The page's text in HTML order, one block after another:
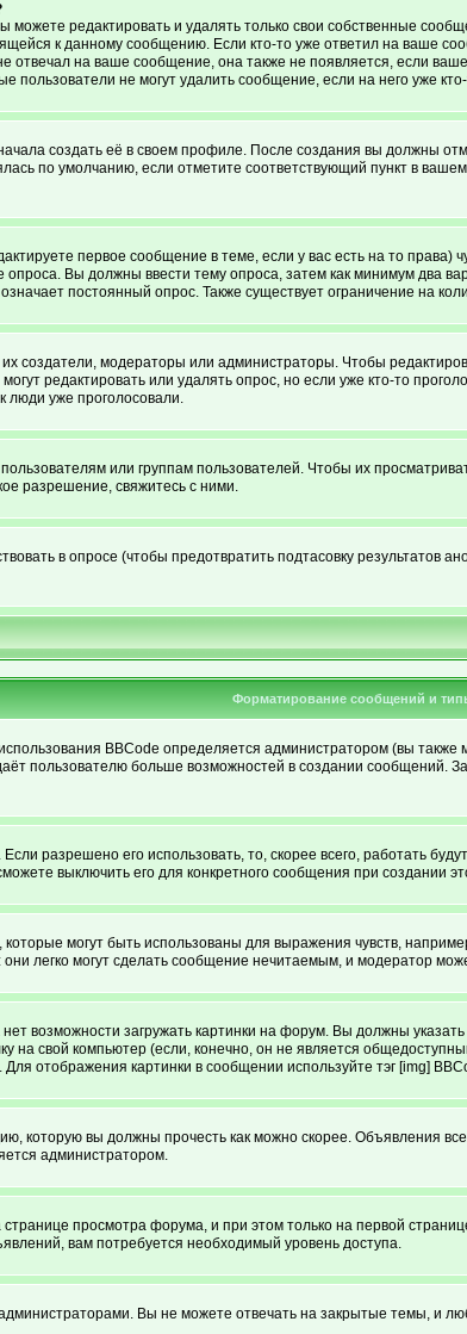
редактировать и удалять только свои собственные
к данному сообщению. Если кто-то уже ответил на ваше
отвечал на ваше сообщение, она также не появляется, если
пользователи не могут удалить сообщение, если на него уже
создать её в своем профиле. После создания вы должны
по умолчанию, если отметите соответствующий пункт в
первое сообщение в теме, если у вас есть на то
опроса. Вы должны ввести тему опроса, затем как минимум два
постоянный опрос. Также существует ограничение на
создатели, модераторы или администраторы. Чтобы
редактировать или удалять опрос, но если уже кто-то
люди уже проголосовали.
или группам пользователей. Чтобы их
разрешение, свяжитесь с ними.
в опросе (чтобы предотвратить подтасовку
Форматирование сообщений и
BBCode определяется администратором (вы
пользователю больше возможностей в создании
разрешено его использовать, то, скорее всего, работать
выключить его для конкретного сообщения при создании
могут быть использованы для выражения чувств,
легко могут сделать сообщение нечитаемым, и модератор
возможности загружать картинки на форум. Вы должны
на свой компьютер (если, конечно, он не является
отображения картинки в сообщении используйте тэг [img]
которую вы должны прочесть как можно скорее. Объявления
администратором.
просмотра форума, и при этом только на первой
вам потребуется необходимый уровень доступа.
Вы не можете отвечать на закрытые темы, и